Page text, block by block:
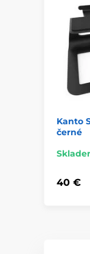
Kanto
černé
40 €